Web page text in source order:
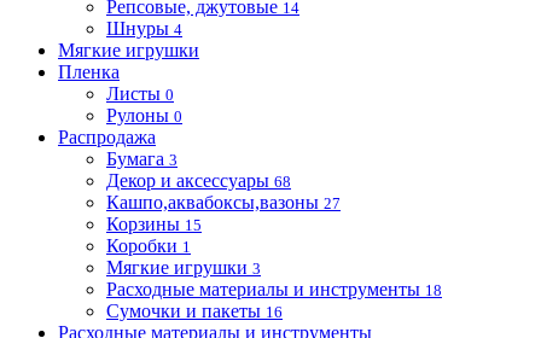
Репсовые, джутовые 14
Шнуры 4
Мягкие игрушки
Пленка
Листы 0
Рулоны 0
Распродажа
Бумага 3
Декор и аксессуары 68
Кашпо,аквабоксы,вазоны 27
Корзины 15
Коробки 1
Мягкие игрушки 3
Расходные материалы и инструменты 18
Сумочки и пакеты 16
Расходные материалы и инструменты